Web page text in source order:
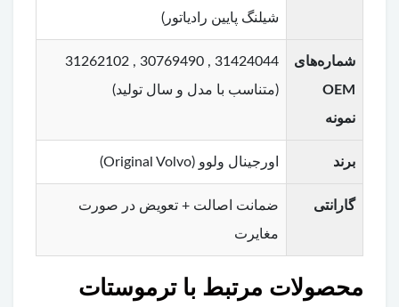
شیلنگ پایین رادیاتور)
شماره‌های
OEM
نمونه
31424044 , 30769490 , 31262102
(متناسب با مدل و سال تولید)
برند اورجینال ولوو (Original Volvo)
گارانتی
ضمانت اصالت + تعویض در صورت
مغایرت
محصولات مرتبط با ترموستات